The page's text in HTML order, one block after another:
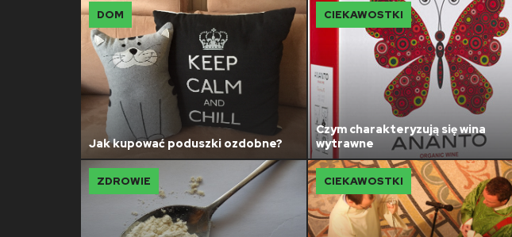
DOM
Jak kupować poduszki ozdobne?
CIEKAWOSTKI
Czym charakteryzują się wina
wytrawne
ZDROWIE CIEKAWOSTKI